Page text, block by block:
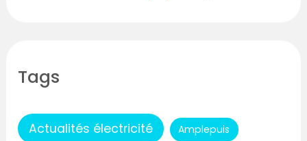
Tags
Actualités électricité Amplepuis